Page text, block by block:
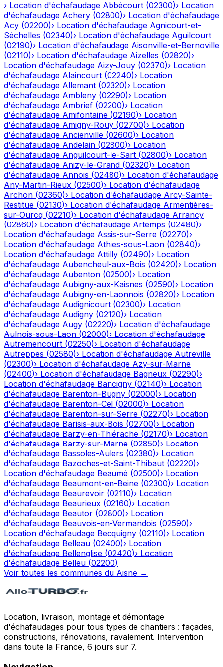
› Location d'échafaudage Abbécourt (02300)› Location
d'échafaudage Achery (02800)› Location d'échafaudage
Acy (02200)› Location d'échafaudage Agnicourt-et-
Séchelles (02340)› Location d'échafaudage Aguilcourt
(02190)› Location d'échafaudage Aisonville-et-Bernoville
(02110)› Location d'échafaudage Aizelles (02820)›
Location d'échafaudage Aizy-Jouy (02370)› Location
d'échafaudage Alaincourt (02240)› Location
d'échafaudage Allemant (02320)› Location
d'échafaudage Ambleny (02290)› Location
d'échafaudage Ambrief (02200)› Location
d'échafaudage Amifontaine (02190)› Location
d'échafaudage Amigny-Rouy (02700)› Location
d'échafaudage Ancienville (02600)› Location
d'échafaudage Andelain (02800)› Location
d'échafaudage Anguilcourt-le-Sart (02800)› Location
d'échafaudage Anizy-le-Grand (02320)› Location
d'échafaudage Annois (02480)› Location d'échafaudage
Any-Martin-Rieux (02500)› Location d'échafaudage
Archon (02360)› Location d'échafaudage Arcy-Sainte-
Restitue (02130)› Location d'échafaudage Armentières-
sur-Ourcq (02210)› Location d'échafaudage Arrancy
(02860)› Location d'échafaudage Artemps (02480)›
Location d'échafaudage Assis-sur-Serre (02270)›
Location d'échafaudage Athies-sous-Laon (02840)›
Location d'échafaudage Attilly (02490)› Location
d'échafaudage Aubencheul-aux-Bois (02420)› Location
d'échafaudage Aubenton (02500)› Location
d'échafaudage Aubigny-aux-Kaisnes (02590)› Location
d'échafaudage Aubigny-en-Laonnois (02820)› Location
d'échafaudage Audignicourt (02300)› Location
d'échafaudage Audigny (02120)› Location
d'échafaudage Augy (02220)› Location d'échafaudage
Aulnois-sous-Laon (02000)› Location d'échafaudage
Autremencourt (02250)› Location d'échafaudage
Autreppes (02580)› Location d'échafaudage Autreville
(02300)› Location d'échafaudage Azy-sur-Marne
(02400)› Location d'échafaudage Bagneux (02290)›
Location d'échafaudage Bancigny (02140)› Location
d'échafaudage Barenton-Bugny (02000)› Location
d'échafaudage Barenton-Cel (02000)› Location
d'échafaudage Barenton-sur-Serre (02270)› Location
d'échafaudage Barisis-aux-Bois (02700)› Location
d'échafaudage Barzy-en-Thiérache (02170)› Location
d'échafaudage Barzy-sur-Marne (02850)› Location
d'échafaudage Bassoles-Aulers (02380)› Location
d'échafaudage Bazoches-et-Saint-Thibaut (02220)›
Location d'échafaudage Beaumé (02500)› Location
d'échafaudage Beaumont-en-Beine (02300)› Location
d'échafaudage Beaurevoir (02110)› Location
d'échafaudage Beaurieux (02160)› Location
d'échafaudage Beautor (02800)› Location
d'échafaudage Beauvois-en-Vermandois (02590)›
Location d'échafaudage Becquigny (02110)› Location
d'échafaudage Belleau (02400)› Location
d'échafaudage Bellenglise (02420)› Location
d'échafaudage Belleu (02200)
Voir toutes les communes du Aisne →
Location, livraison, montage et démontage
d'échafaudages pour tous types de chantiers : façades,
constructions, rénovations, ravalement. Intervention
dans toute la France, 6 jours sur 7.